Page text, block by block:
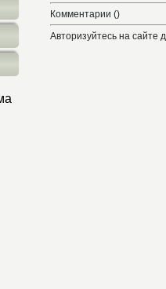
Комментарии ()
Авторизуйтесь на сайте